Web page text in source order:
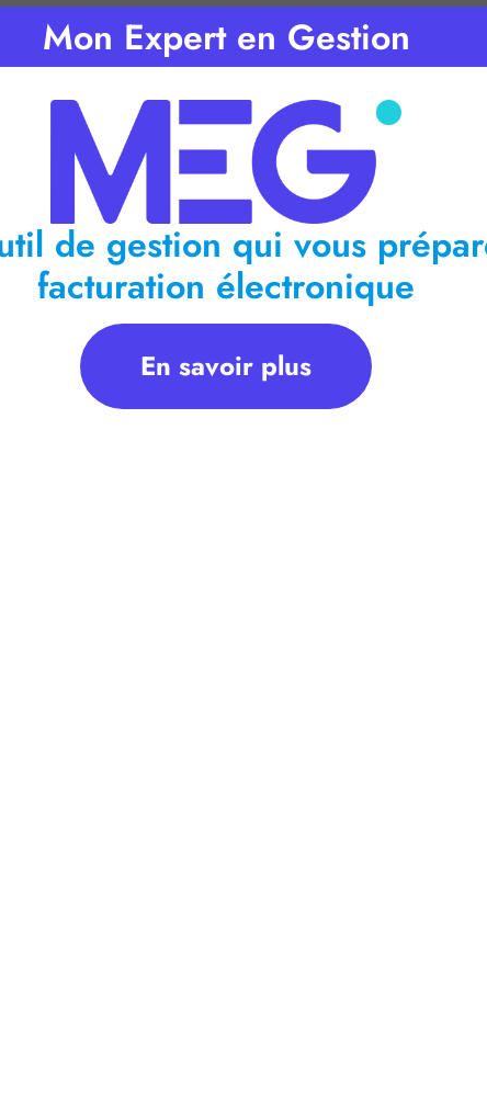
la CAF ou la MSA pour alléger le coût de
à compter du 1er avril 2026. À quelle
de garde
1er avril 2026
« CMG », est une prestation sociale
6 ans lorsque les parents exercent une
assistant maternel ou un salarié à
par le service Pajemploi de l’Urssaf
Mon Expert en Gestion
de gestion qui vous
facturation électronique
En savoir plus